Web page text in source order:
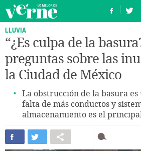
LLUVIA
“¿Es culpa de la
preguntas sobre las
la Ciudad de México
La obstrucción de la basura
falta de más conductos y
almacenamiento es el